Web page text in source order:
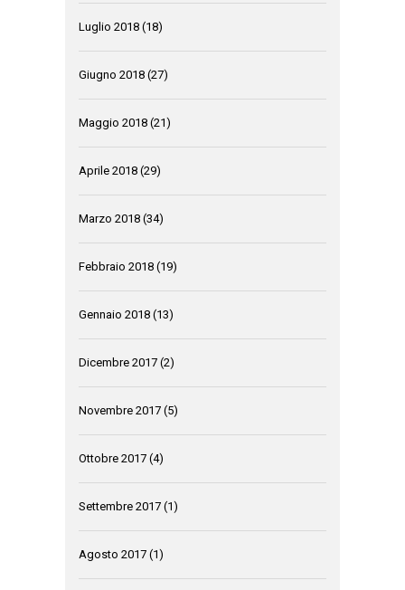
Luglio 2018 (18)
Giugno 2018 (27)
Maggio 2018 (21)
Aprile 2018 (29)
Marzo 2018 (34)
Febbraio 2018 (19)
Gennaio 2018 (13)
Dicembre 2017 (2)
Novembre 2017 (5)
Ottobre 2017 (4)
Settembre 2017 (1)
Agosto 2017 (1)